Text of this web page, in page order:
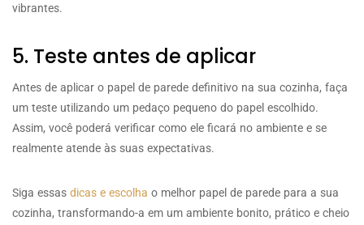
vibrantes.
5. Teste antes de aplicar
Antes de aplicar o papel de parede definitivo na sua cozinha, faça
um teste utilizando um pedaço pequeno do papel escolhido.
Assim, você poderá verificar como ele ficará no ambiente e se
realmente atende às suas expectativas.
Siga essas dicas e escolha o melhor papel de parede para a sua
cozinha, transformando-a em um ambiente bonito, prático e cheio